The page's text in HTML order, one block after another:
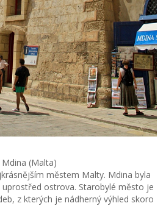
Mdina (Malta)
městem Malty. Mdina byla
uprostřed ostrova. Starobylé město je
z kterých je nádherný výhled skoro